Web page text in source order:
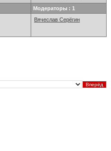
Модераторы : 1
Вячеслав Серёгин